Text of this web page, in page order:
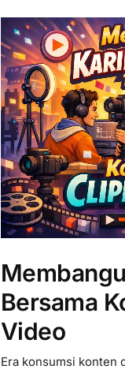
Bersama
Video
Era konsumsi konten